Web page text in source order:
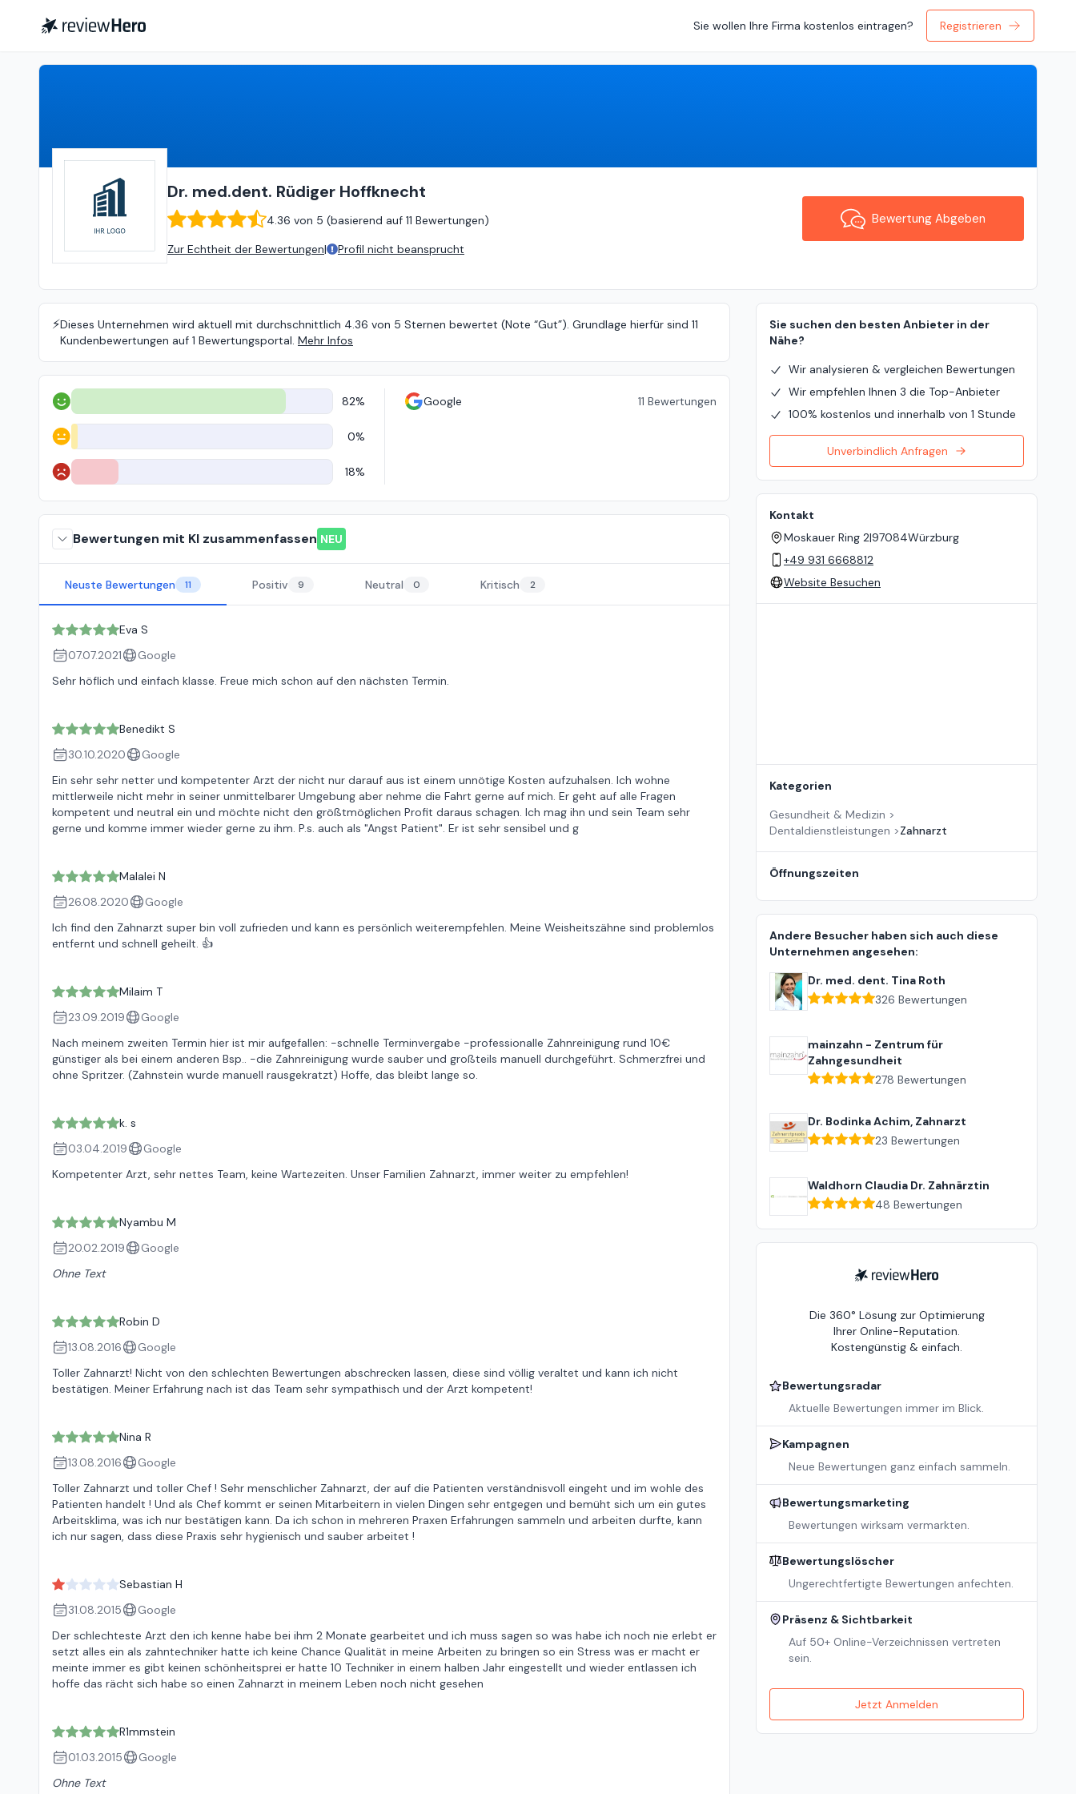
Sie wollen Ihre Firma kostenlos eintragen? Registrieren
Dr. med.dent. Rüdiger Hoffknecht
4.36 von 5 (basierend auf 11 Bewertungen)
Zur Echtheit der Bewertungen| Profil nicht beansprucht
Bewertung Abgeben
⚡️Dieses Unternehmen wird aktuell mit durchschnittlich 4.36 von 5 Sternen bewertet (Note “Gut”). Grundlage hierfür sind 11
Kundenbewertungen auf 1 Bewertungsportal. Mehr Infos
Positiv 82%
Neutral 0%
Negativ 18%
Google 11 Bewertungen
Bewertungen mit KI zusammenfassen NEU
Neuste Bewertungen 11 Positiv 9 Neutral 0 Kritisch 2
Eva S
07.07.2021
Google
Sehr höflich und einfach klasse. Freue mich schon auf den nächsten Termin.
Benedikt S
30.10.2020
Google
Ein sehr sehr netter und kompetenter Arzt der nicht nur darauf aus ist einem unnötige Kosten aufzuhalsen. Ich wohne
mittlerweile nicht mehr in seiner unmittelbarer Umgebung aber nehme die Fahrt gerne auf mich. Er geht auf alle Fragen
kompetent und neutral ein und möchte nicht den größtmöglichen Profit daraus schagen. Ich mag ihn und sein Team sehr
gerne und komme immer wieder gerne zu ihm. P.s. auch als "Angst Patient". Er ist sehr sensibel und g
Malalei N
26.08.2020
Google
Ich find den Zahnarzt super bin voll zufrieden und kann es persönlich weiterempfehlen. Meine Weisheitszähne sind problemlos
entfernt und schnell geheilt. 👍
Milaim T
23.09.2019
Google
Nach meinem zweiten Termin hier ist mir aufgefallen: -schnelle Terminvergabe -professionalle Zahnreinigung rund 10€
günstiger als bei einem anderen Bsp.. -die Zahnreinigung wurde sauber und großteils manuell durchgeführt. Schmerzfrei und
ohne Spritzer. (Zahnstein wurde manuell rausgekratzt) Hoffe, das bleibt lange so.
k. s
03.04.2019
Google
Kompetenter Arzt, sehr nettes Team, keine Wartezeiten. Unser Familien Zahnarzt, immer weiter zu empfehlen!
Nyambu M
20.02.2019
Google
Ohne Text
Robin D
13.08.2016
Google
Toller Zahnarzt! Nicht von den schlechten Bewertungen abschrecken lassen, diese sind völlig veraltet und kann ich nicht
bestätigen. Meiner Erfahrung nach ist das Team sehr sympathisch und der Arzt kompetent!
Nina R
13.08.2016
Google
Toller Zahnarzt und toller Chef ! Sehr menschlicher Zahnarzt, der auf die Patienten verständnisvoll eingeht und im wohle des
Patienten handelt ! Und als Chef kommt er seinen Mitarbeitern in vielen Dingen sehr entgegen und bemüht sich um ein gutes
Arbeitsklima, was ich nur bestätigen kann. Da ich schon in mehreren Praxen Erfahrungen sammeln und arbeiten durfte, kann
ich nur sagen, dass diese Praxis sehr hygienisch und sauber arbeitet !
Sebastian H
31.08.2015
Google
Der schlechteste Arzt den ich kenne habe bei ihm 2 Monate gearbeitet und ich muss sagen so was habe ich noch nie erlebt er
setzt alles ein als zahntechniker hatte ich keine Chance Qualität in meine Arbeiten zu bringen so ein Stress was er macht er
meinte immer es gibt keinen schönheitsprei er hatte 10 Techniker in einem halben Jahr eingestellt und wieder entlassen ich
hoffe das rächt sich habe so einen Zahnarzt in meinem Leben noch nicht gesehen
R1mmstein
01.03.2015
Google
Ohne Text
Sie suchen den besten Anbieter in der
Nähe?
Wir analysieren & vergleichen Bewertungen
Wir empfehlen Ihnen 3 die Top-Anbieter
100% kostenlos und innerhalb von 1 Stunde
Unverbindlich Anfragen
Kontakt
Moskauer Ring 2|97084Würzburg
+49 931 6668812
Website Besuchen
Kategorien
Gesundheit & Medizin >
Dentaldienstleistungen >Zahnarzt
Öffnungszeiten
Andere Besucher haben sich auch diese
Unternehmen angesehen:
Dr. med. dent. Tina Roth
326 Bewertungen
mainzahn - Zentrum für
Zahngesundheit
278 Bewertungen
Dr. Bodinka Achim, Zahnarzt
23 Bewertungen
Waldhorn Claudia Dr. Zahnärztin
48 Bewertungen
ReviewHero
Die 360° Lösung zur Optimierung
Ihrer Online-Reputation.
Kostengünstig & einfach.
Bewertungsradar
Aktuelle Bewertungen immer im Blick.
Kampagnen
Neue Bewertungen ganz einfach sammeln.
Bewertungsmarketing
Bewertungen wirksam vermarkten.
Bewertungslöscher
Ungerechtfertigte Bewertungen anfechten.
Präsenz & Sichtbarkeit
Auf 50+ Online-Verzeichnissen vertreten
sein.
Jetzt Anmelden